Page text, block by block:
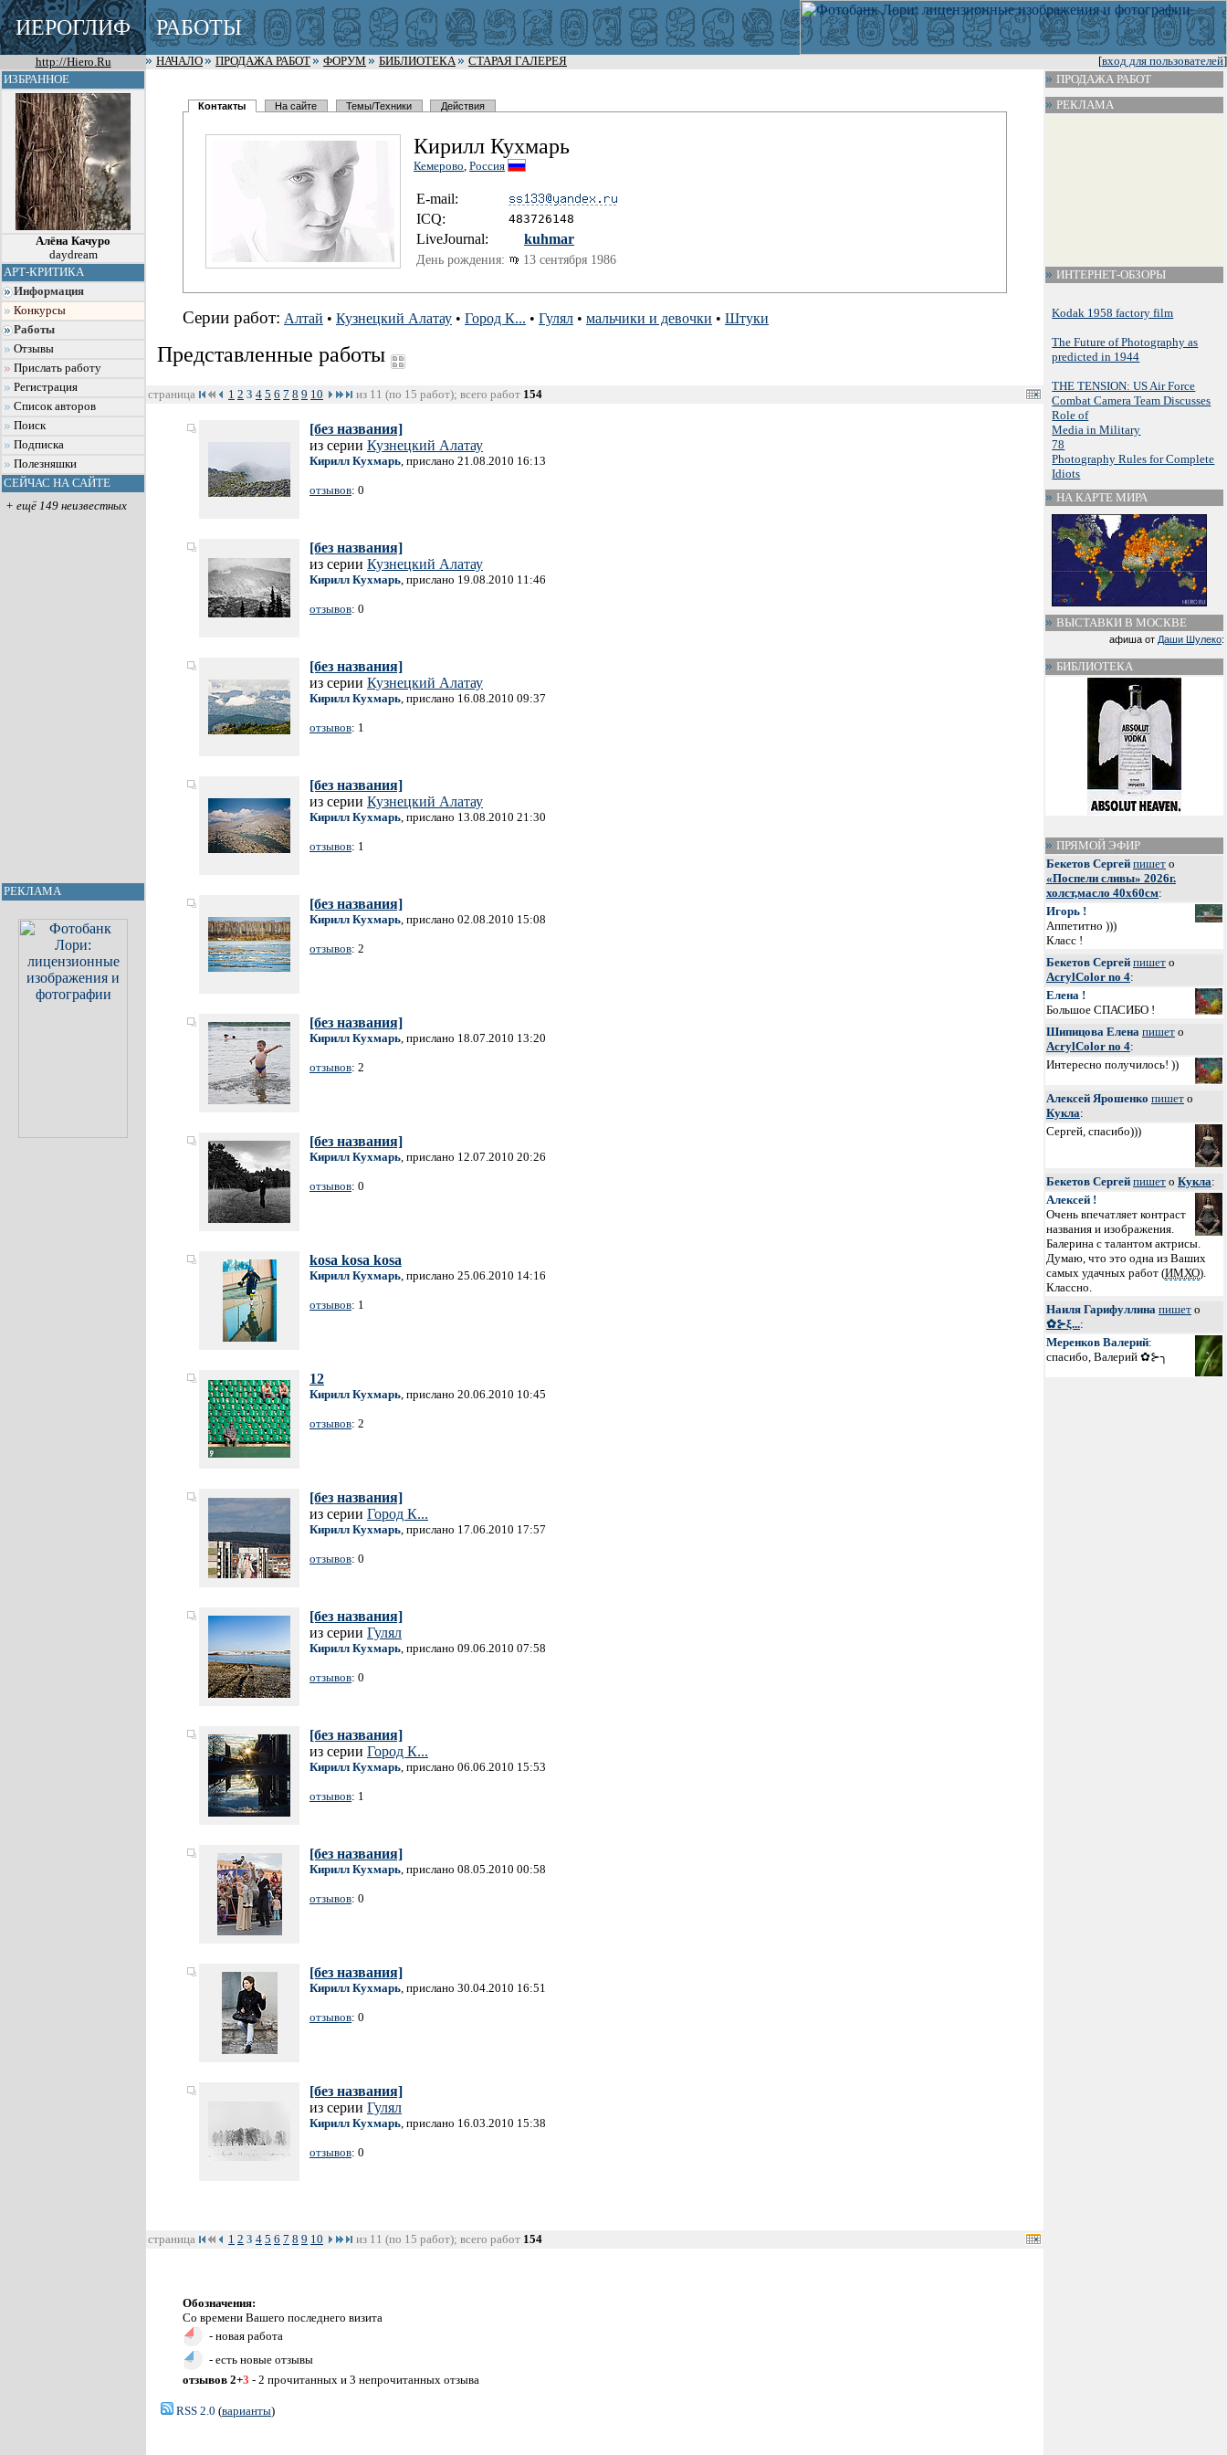
ИЕРОГЛИФ РАБОТЫ
http://Hiero.Ru [вход для пользователей]
НАЧАЛО ПРОДАЖА РАБОТ ФОРУМ БИБЛИОТЕКА
СТАРАЯ ГАЛЕРЕЯ
ИЗБРАННОЕ
Алёна Качуро
daydream
АРТ-КРИТИКА
Информация
Конкурсы
Работы
Отзывы
Прислать работу
Регистрация
Список авторов
Поиск
Подписка
Полезняшки
СЕЙЧАС НА САЙТЕ
+ ещё 149 неизвестных
РЕКЛАМА
Контакты На сайте Темы/Техники Действия
Кирилл Кухмарь
Кемерово, Россия
E-mail:
ICQ: 483726148
LiveJournal: kuhmar
День рождения: 13 сентября 1986
Серии работ: Алтай • Кузнецкий Алатау • Город К... • Гулял • мальчики и девочки • Штуки
Представленные работы
страница 1 2 3 4 5 6 7 8 9 10 из 11 (по 15 работ); всего работ 154
[без названия]
из серии Кузнецкий Алатау
Кирилл Кухмарь, прислано 21.08.2010 16:13
отзывов: 0
[без названия]
из серии Кузнецкий Алатау
Кирилл Кухмарь, прислано 19.08.2010 11:46
отзывов: 0
[без названия]
из серии Кузнецкий Алатау
Кирилл Кухмарь, прислано 16.08.2010 09:37
отзывов: 1
[без названия]
из серии Кузнецкий Алатау
Кирилл Кухмарь, прислано 13.08.2010 21:30
отзывов: 1
[без названия]
Кирилл Кухмарь, прислано 02.08.2010 15:08
отзывов: 2
[без названия]
Кирилл Кухмарь, прислано 18.07.2010 13:20
отзывов: 2
[без названия]
Кирилл Кухмарь, прислано 12.07.2010 20:26
отзывов: 0
kosa kosa kosa
Кирилл Кухмарь, прислано 25.06.2010 14:16
отзывов: 1
12
Кирилл Кухмарь, прислано 20.06.2010 10:45
отзывов: 2
[без названия]
из серии Город К...
Кирилл Кухмарь, прислано 17.06.2010 17:57
отзывов: 0
[без названия]
из серии Гулял
Кирилл Кухмарь, прислано 09.06.2010 07:58
отзывов: 0
[без названия]
из серии Город К...
Кирилл Кухмарь, прислано 06.06.2010 15:53
отзывов: 1
[без названия]
Кирилл Кухмарь, прислано 08.05.2010 00:58
отзывов: 0
[без названия]
Кирилл Кухмарь, прислано 30.04.2010 16:51
отзывов: 0
[без названия]
из серии Гулял
Кирилл Кухмарь, прислано 16.03.2010 15:38
отзывов: 0
страница 1 2 3 4 5 6 7 8 9 10 из 11 (по 15 работ); всего работ 154
Обозначения:
Со времени Вашего последнего визита
- новая работа
- есть новые отзывы
отзывов 2+3 - 2 прочитанных и 3 непрочитанных отзыва
RSS 2.0 (варианты)
ПРОДАЖА РАБОТ
РЕКЛАМА
ИНТЕРНЕТ-ОБЗОРЫ
Kodak 1958 factory film
The Future of Photography as
predicted in 1944
THE TENSION: US Air Force
Combat Camera Team Discusses
Role of
Media in Military
78
Photography Rules for Complete
Idiots
НА КАРТЕ МИРА
ВЫСТАВКИ В МОСКВЕ
афиша от Даши Шулеко:
БИБЛИОТЕКА
ПРЯМОЙ ЭФИР
Бекетов Сергей пишет о
«Поспели сливы» 2026г.
холст,масло 40х60см:
Игорь !
Аппетитно )))
Класс !
Бекетов Сергей пишет о
AcrylColor no 4:
Елена !
Большое СПАСИБО !
Шипицова Елена пишет о
AcrylColor no 4:
Интересно получилось! ))
Алексей Ярошенко пишет о
Кукла:
Сергей, спасибо)))
Бекетов Сергей пишет о Кукла:
Алексей !
Очень впечатляет контраст
названия и изображения.
Балерина с талантом актрисы.
Думаю, что это одна из Ваших
самых удачных работ (ИМХО).
Классно.
Наиля Гарифуллина пишет о
✿⊱ξ...:
Меренков Валерий:
спасибо, Валерий ✿⊱╮